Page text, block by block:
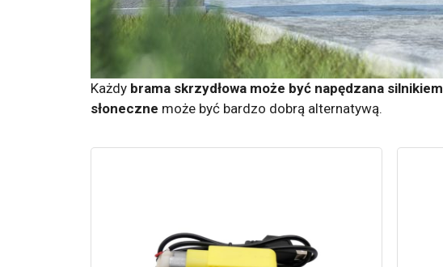
Każdy brama skrzydłowa może być napędzana silnikiem
słoneczne może być bardzo dobrą alternatywą.